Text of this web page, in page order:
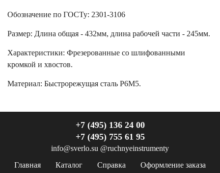
Обозначение по ГОСТу: 2301-3106
Размер: Длина общая - 432мм, длина рабочей части - 245мм.
Характеристики: Фрезерованные со шлифованными
кромкой и хвостов.
Материал: Быстрорежущая сталь Р6М5.
Главная Каталог Справка
Оформление заказа
+7 (495) 136 24 00
+7 (495) 755 61 95
info@sverlo.su @ruchnyeinstrumenty